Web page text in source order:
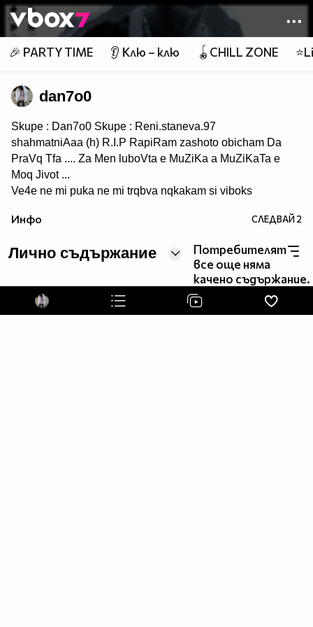
Member of
👾
🎉 PARTY TIME 👂 Клю – клю 🪀CHILL ZONE
dan7o0
Skupe : Dan7o0 Skupe : Reni.staneva.97
shahmatniAaa (h) R.I.P RapiRam zashoto obicham Da
PraVq Tfa .... Za Men luboVta e MuZiKa a MuZiKaTa e
Moq Jivot ...
Ve4e ne mi puka ne mi trqbva nqkakam si viboks
Инфо СЛЕДВАЙ2
Лично съдържание
Потребителят
все още няма
качено съдържание.